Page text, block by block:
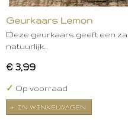
Geurkaars Lemon
Deze geurkaars geeft een
natuurlijk…
€ 3,99
✓ Op voorraad
IN WINKELWAGEN